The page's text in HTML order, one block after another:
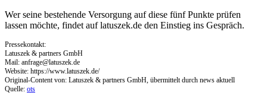
Wer seine bestehende Versorgung auf diese fünf Punkte prüfen
lassen möchte, findet auf latuszek.de den Einstieg ins Gespräch.
Pressekontakt:
Latuszek & partners GmbH
Mail: anfrage@latuszek.de
Website: https://www.latuszek.de/
Original-Content von: Latuszek & partners GmbH, übermittelt durch news aktuell
Quelle: ots